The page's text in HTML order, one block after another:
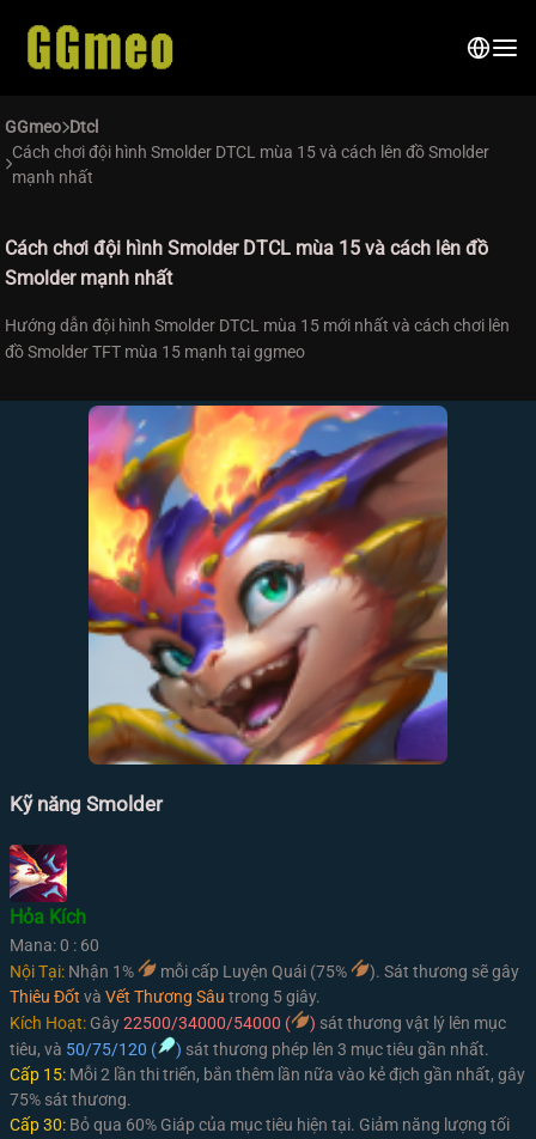
GGmeo Dtcl
Cách chơi đội hình Smolder DTCL mùa 15 và cách lên đồ Smolder
mạnh nhất
Cách chơi đội hình Smolder DTCL mùa 15 và cách lên đồ
Smolder mạnh nhất
Hướng dẫn đội hình Smolder DTCL mùa 15 mới nhất và cách chơi lên
đồ Smolder TFT mùa 15 mạnh tại ggmeo
Kỹ năng Smolder
Hỏa Kích
Mana: 0 : 60
Nội Tại: Nhận 1% mỗi cấp Luyện Quái (75%
). Sát thương sẽ gây
Thiêu Đốt và Vết Thương Sâu trong 5 giây.
Kích Hoạt: Gây22500/34000/54000 ( ) sát thương vật lý lên mục
tiêu, và 50/75/120 ( ) sát thương phép lên 3 mục tiêu gần nhất.
Cấp 15: Mỗi 2 lần thi triển, bắn thêm lần nữa vào kẻ địch gần nhất, gây
75% sát thương.
Cấp 30: Bỏ qua 60% Giáp của mục tiêu hiện tại. Giảm năng lượng tối